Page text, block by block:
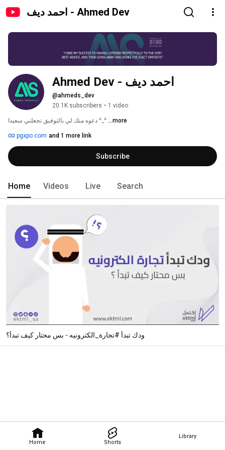
احمد ديف - Ahmed Dev
Home Shorts
Library
احمد ديف - Ahmed Dev
@ahmeds_dev
20.1K subscribers • 1 video
دعوه منك لي بالتوفيق تجعلني سعيدا ^_^ ...more
pgxpo.com and 1 more link
Subscribe
Home Videos Live Search
ودك تبدأ #تجارة_الكترونيه - بس محتار كيف تبدأ؟